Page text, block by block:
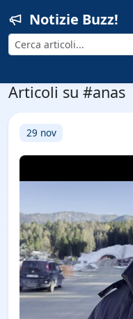
Notizie Buzz!
Cerca
Articoli su #anas
29 nov